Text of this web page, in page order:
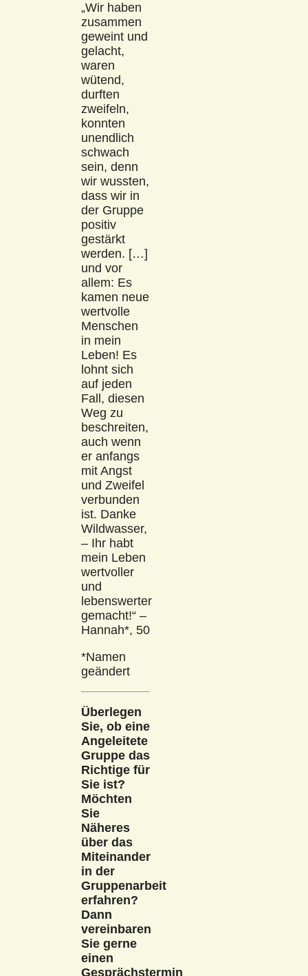
„Wir haben
zusammen
geweint und
gelacht,
waren
wütend,
durften
zweifeln,
konnten
unendlich
schwach
sein, denn
wir wussten,
dass wir in
der Gruppe
positiv
gestärkt
werden. […]
und vor
allem: Es
kamen neue
wertvolle
Menschen
in mein
Leben! Es
lohnt sich
auf jeden
Fall, diesen
Weg zu
beschreiten,
auch wenn
er anfangs
mit Angst
und Zweifel
verbunden
ist. Danke
Wildwasser,
– Ihr habt
mein Leben
wertvoller
und
lebenswerter
gemacht!“ –
Hannah*, 50
*Namen
geändert
Überlegen
Sie, ob eine
Angeleitete
Gruppe das
Richtige für
Sie ist?
Möchten
Sie
Näheres
über das
Miteinander
in der
Gruppenarbeit
erfahren?
Dann
vereinbaren
Sie gerne
einen
Gesprächstermin